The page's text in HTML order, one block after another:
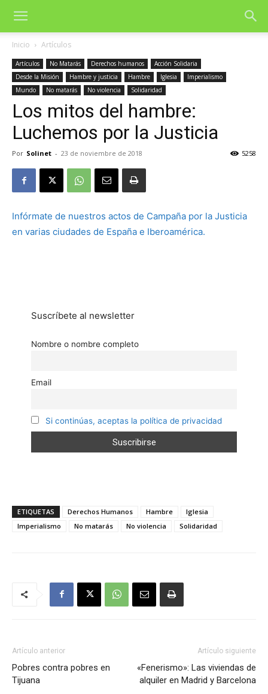
Inicio Artículos
Artículos No Matarás Derechos humanos
Acción Solidaria
Desde la Misión
Hambre y justicia Hambre Iglesia
Imperialismo
Mundo
No matarás No violencia Solidaridad
Los mitos del hambre:
Luchemos por la Justicia
Por Solinet - 23 de noviembre de 2018 5258
Infórmate de nuestros actos de Campaña por la Justicia
en varias ciudades de España e Iberoamérica.
Suscríbete al newsletter
Nombre o nombre completo
Email
Si continúas, aceptas la política de privacidad
ETIQUETAS Derechos Humanos Hambre
Iglesia
Imperialismo
No matarás No violencia Solidaridad
Artículo anterior
Pobres contra pobres en
Tijuana
Artículo siguiente
«Fenerismo»: Las viviendas de
alquiler en Madrid y Barcelona